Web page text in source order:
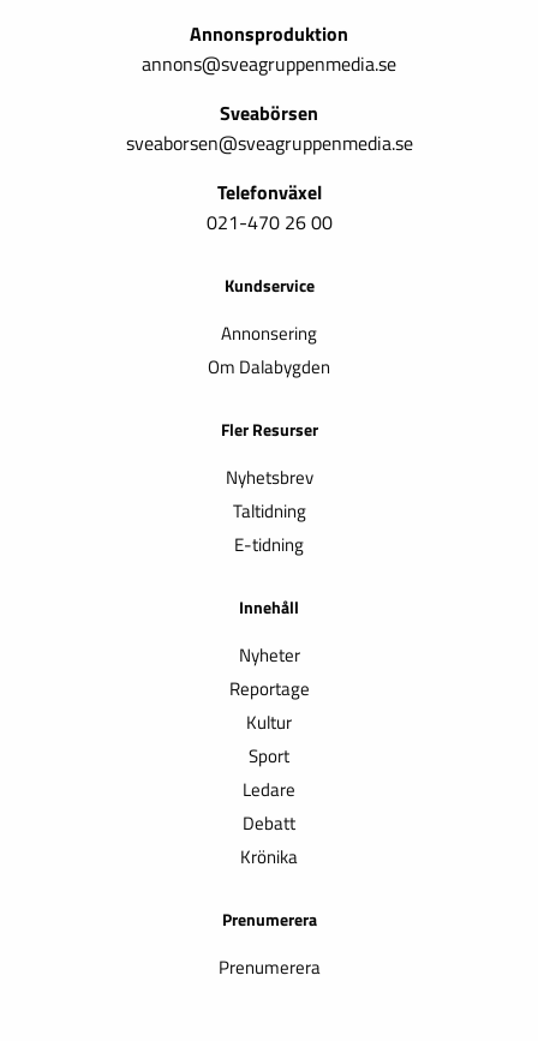
Annonsproduktion
annons@sveagruppenmedia.se
Sveabörsen
sveaborsen@sveagruppenmedia.se
Telefonväxel
021-470 26 00
Kundservice
Annonsering
Om Dalabygden
Fler Resurser
Nyhetsbrev
Taltidning
E-tidning
Innehåll
Nyheter
Reportage
Kultur
Sport
Ledare
Debatt
Krönika
Prenumerera
Prenumerera